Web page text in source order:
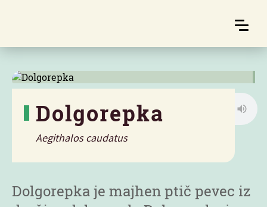
Dolgorepka
Aegithalos caudatus
Dolgorepka je majhen ptič pevec iz